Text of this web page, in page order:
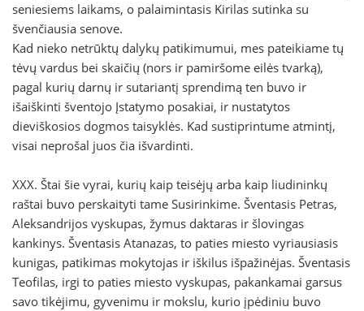
seniesiems laikams, o palaimintasis Kirilas sutinka su
švenčiausia senove.
Kad nieko netrūktų dalykų patikimumui, mes pateikiame tų
tėvų vardus bei skaičių (nors ir pamiršome eilės tvarką),
pagal kurių darnų ir sutariantį sprendimą ten buvo ir
išaiškinti šventojo Įstatymo posakiai, ir nustatytos
dieviškosios dogmos taisyklės. Kad sustiprintume atmintį,
visai neprošal juos čia išvardinti.
XXX. Štai šie vyrai, kurių kaip teisėjų arba kaip liudininkų
raštai buvo perskaityti tame Susirinkime. Šventasis Petras,
Aleksandrijos vyskupas, žymus daktaras ir šlovingas
kankinys. Šventasis Atanazas, to paties miesto vyriausiasis
kunigas, patikimas mokytojas ir iškilus išpažinėjas. Šventasis
Teofilas, irgi to paties miesto vyskupas, pakankamai garsus
savo tikėjimu, gyvenimu ir mokslu, kurio įpėdiniu buvo